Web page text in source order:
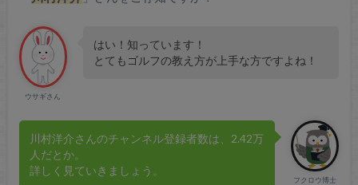
ウサギさん
はい！知っています！
とてもゴルフの教え方が上手な方ですよね！
フクロウ博士
川村洋介さんのチャンネル登録者数は、2.42万
人だとか。
詳しく見ていきましょう。